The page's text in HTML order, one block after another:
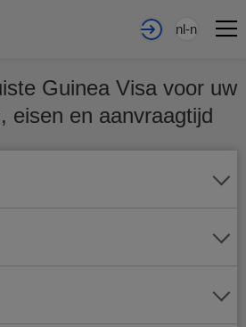
nl-nl
Guinea Visa voor uw
eisen en aanvraagtijd